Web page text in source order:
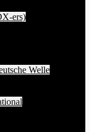
ers)
Welle